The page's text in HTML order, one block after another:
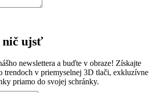
nič ujsť
newslettera a buďte v obraze! Získajte
trendoch v priemyselnej 3D tlači, exkluzívne
priamo do svojej schránky.